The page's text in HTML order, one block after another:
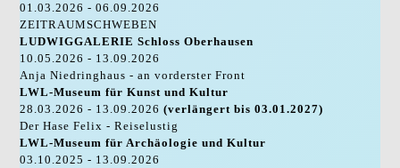
01.03.2026 - 06.09.2026
ZEITRAUMSCHWEBEN
LUDWIGGALERIE Schloss Oberhausen
10.05.2026 - 13.09.2026
Anja Niedringhaus - an vorderster Front
LWL-Museum für Kunst und Kultur
28.03.2026 - 13.09.2026(verlängert bis 03.01.2027)
Der Hase Felix - Reiselustig
LWL-Museum für Archäologie und Kultur
03.10.2025 - 13.09.2026